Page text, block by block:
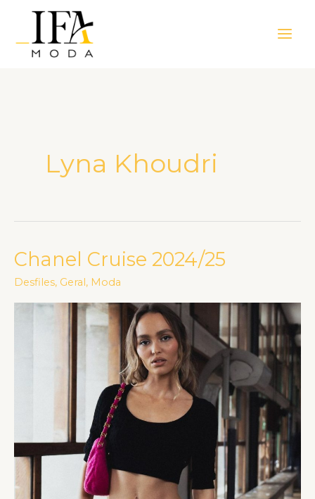
Menu
Lyna Khoudri
Chanel Cruise 2024/25
Desfiles, Geral , Moda
Chanel